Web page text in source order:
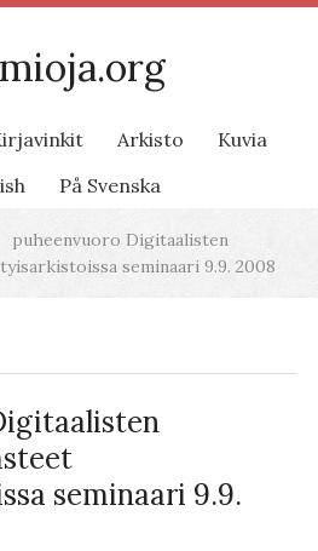
Arkisto
Kuvia
På Svenska
puheenvuoro Digitaalisten
seminaari 9.9. 2008
seminaari 9.9.